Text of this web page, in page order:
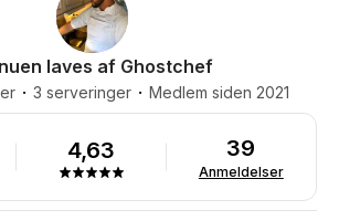
laves af Ghostchef
3 serveringer Medlem siden 2021
4,63 39
Anmeldelser